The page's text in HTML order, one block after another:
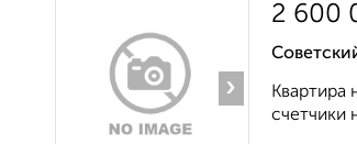
›
2 600
Квартира
счетчики